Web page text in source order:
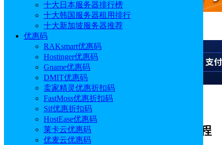
十大日本服务器排行榜
十大韩国服务器租用排行
十大新加坡服务器推荐
优惠码
RAKsmart优惠码
Hostinger优惠码
Gname优惠码
DMIT优惠码
卖家精灵优惠折扣码
FastMoss优惠折扣码
Sif优惠折扣码
HostEase优惠码
莱卡云优惠码
优麦云优惠码
AccuWebHosting国外虚拟主机购买教程